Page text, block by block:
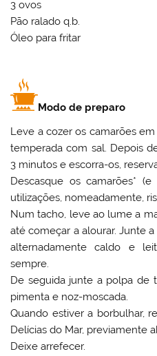
3 ovos
Pão ralado q.b.
Óleo para fritar
Modo de preparo
Leve a cozer os camarões
temperada com sal. Depois
3 minutos e escorra-os,
Descasque os camarões*
utilizações, nomeadamente,
Num tacho, leve ao lume a
até começar a alourar. Junte
alternadamente caldo e
sempre.
De seguida junte a polpa de
pimenta e noz-moscada.
Quando estiver a borbulhar,
Delícias do Mar, previamente
Deixe arrefecer.